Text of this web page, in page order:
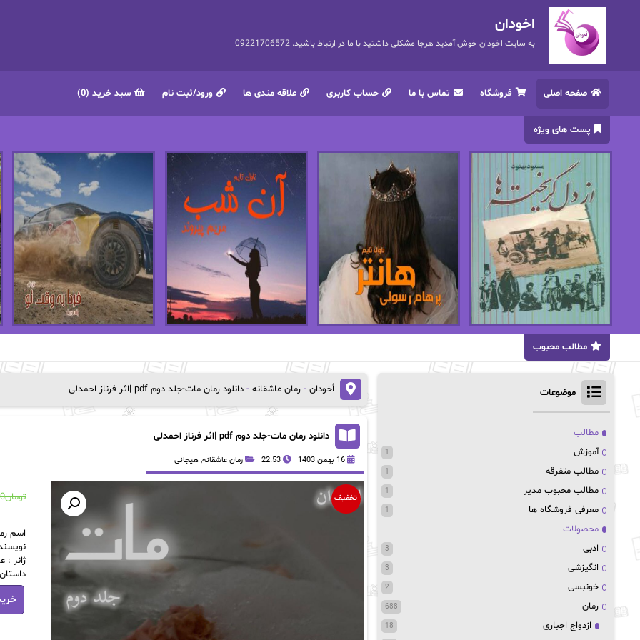
اخودان
به سایت اخودان خوش آمدید هرجا مشکلی داشتید با ما در ارتباط باشید. 09221706572
صفحه اصلی فروشگاه تماس با ما حساب کاربری علاقه مندی ها ورود/ثبت نام سبد خرید (0)
پست های ویژه
مطالب محبوب
اُخودان - رمان عاشقانه - دانلود رمان مات-جلد دوم pdf |اثر فرناز احمدلی
دانلود رمان مات-جلد دوم pdf |اثر فرناز احمدلی
16 بهمن 1403 22:53 رمان عاشقانه, هیجانی
تخفیف تومان
اسم
ژانر :
دانلود
رمان
مات-
موضوعات
مطالب
آموزش
1
مطالب متفرقه 1
مطالب محبوب مدیر 1
معرفی فروشگاه ها 1
محصولات
ادبی
3
انگیزشی 3
خونبسی 2
رمان 688
ازدواج اجباری 18